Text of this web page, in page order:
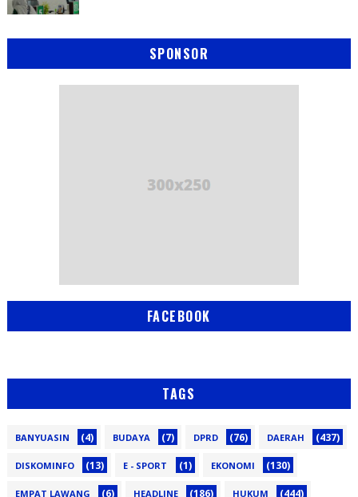
SPONSOR
FACEBOOK
TAGS
BANYUASIN (4) BUDAYA (7) DPRD (76) DAERAH (437)
DISKOMINFO (13) E - SPORT (1) EKONOMI (130)
EMPAT LAWANG (6) HEADLINE (186) HUKUM (444)